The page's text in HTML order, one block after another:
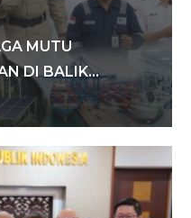
MUTU
DI BALIK